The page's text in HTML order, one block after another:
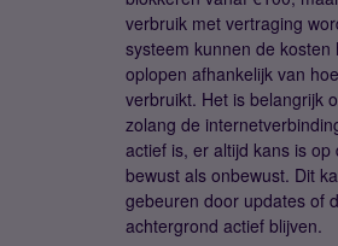
verbruik met vertraging
systeem kunnen de kosten
oplopen afhankelijk van
verbruikt. Het is belangrijk
zolang de
actief is, er altijd kans is op
bewust als onbewust. Dit
gebeuren door updates of
achtergrond actief blijven.